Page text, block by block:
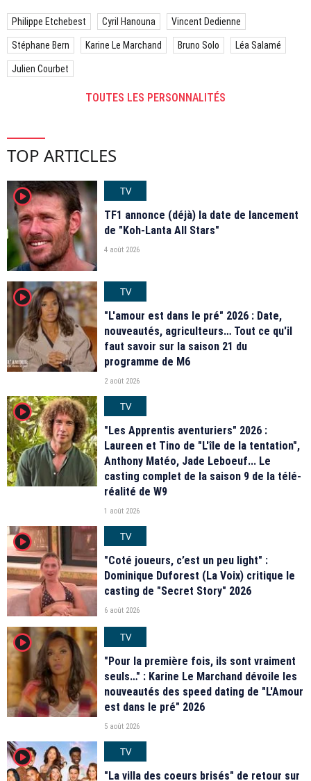
Philippe Etchebest Cyril Hanouna Vincent Dedienne
Stéphane Bern Karine Le Marchand Bruno Solo Léa Salamé
Julien Courbet
TOUTES LES PERSONNALITÉS
TOP ARTICLES
player2
TV
TF1 annonce (déjà) la date de lancement
de "Koh-Lanta All Stars"
4 août 2026
player2
TV
"L'amour est dans le pré" 2026 : Date,
nouveautés, agriculteurs… Tout ce qu'il
faut savoir sur la saison 21 du
programme de M6
2 août 2026
player2
TV
"Les Apprentis aventuriers" 2026 :
Laureen et Tino de "L'île de la tentation",
Anthony Matéo, Jade Leboeuf... Le
casting complet de la saison 9 de la télé-
réalité de W9
1 août 2026
player2
TV
"Coté joueurs, c’est un peu light" :
Dominique Duforest (La Voix) critique le
casting de "Secret Story" 2026
6 août 2026
player2
TV
"Pour la première fois, ils sont vraiment
seuls…" : Karine Le Marchand dévoile les
nouveautés des speed dating de "L'Amour
est dans le pré" 2026
5 août 2026
player2
TV
"La villa des coeurs brisés" de retour sur